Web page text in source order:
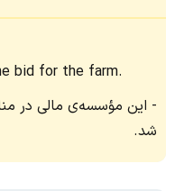
bid for the farm.
این مؤسسه‌ی مالی در
شد.